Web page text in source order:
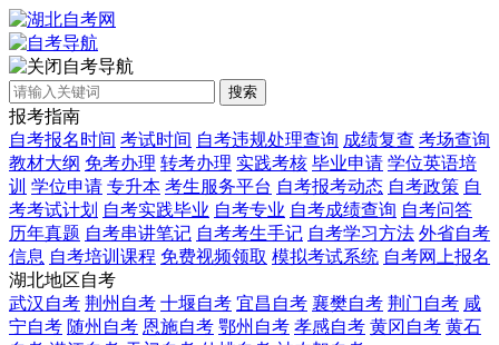
自考导航
搜索
报考指南
自考报名时间 考试时间 自考违规处理查询 成绩复查 考场查询
教材大纲 免考办理 转考办理 实践考核 毕业申请 学位英语培
训 学位申请 专升本 考生服务平台 自考报考动态 自考政策 自
考考试计划 自考实践毕业 自考专业 自考成绩查询 自考问答
历年真题 自考串讲笔记 自考考生手记 自考学习方法 外省自考
信息 自考培训课程 免费视频领取 模拟考试系统 自考网上报名
湖北地区自考
武汉自考 荆州自考 十堰自考 宜昌自考 襄樊自考 荆门自考 咸
宁自考 随州自考 恩施自考 鄂州自考 孝感自考 黄冈自考 黄石